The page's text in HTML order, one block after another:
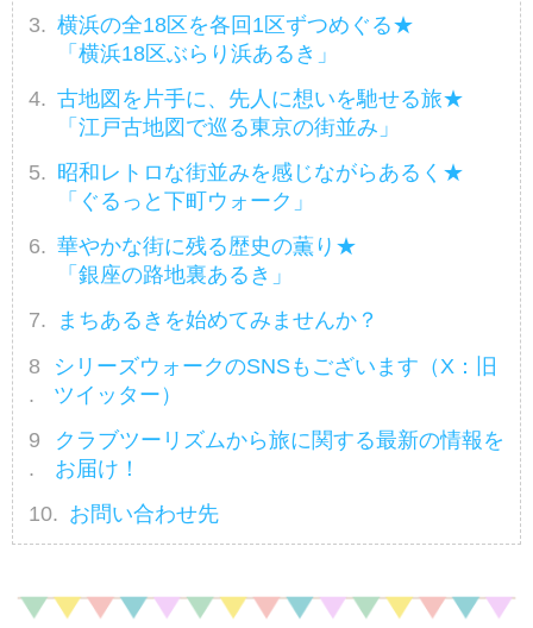
横浜の全18区を各回1区ずつめぐる★
「横浜18区ぶらり浜あるき」
古地図を片手に、先人に想いを馳せる旅★
「江戸古地図で巡る東京の街並み」
昭和レトロな街並みを感じながらあるく★
「ぐるっと下町ウォーク」
華やかな街に残る歴史の薫り★
「銀座の路地裏あるき」
まちあるきを始めてみませんか？
シリーズウォークのSNSもございます（X：旧
ツイッター）
クラブツーリズムから旅に関する最新の情報を
お届け！
お問い合わせ先